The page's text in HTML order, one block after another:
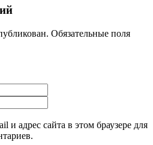
Обязательные поля
и адрес сайта в этом браузере для